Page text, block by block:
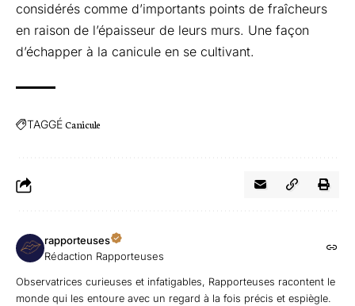
considérés comme d’importants points de fraîcheurs
en raison de l’épaisseur de leurs murs. Une façon
d’échapper à la canicule en se cultivant.
TAGGÉCanicule
rapporteuses
Rédaction Rapporteuses
Observatrices curieuses et infatigables, Rapporteuses racontent le
monde qui les entoure avec un regard à la fois précis et espiègle.